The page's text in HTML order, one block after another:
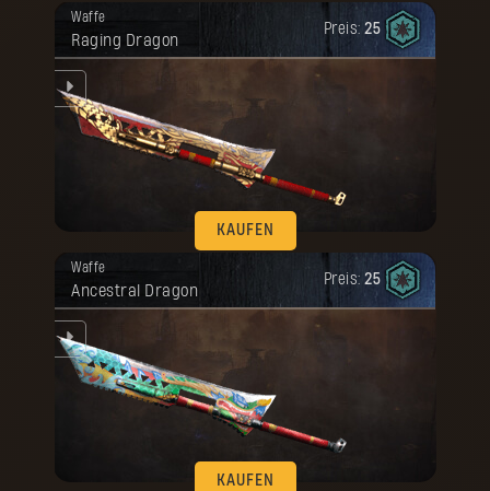
KAUFEN
Waffe
Raging Dragon
Preis: 25
KAUFEN
Deine Belohnung ist freigeschaltet
worden.
Waffe
Ancestral Dragon
Preis: 25
KAUFEN
Deine Belohnung ist freigeschaltet
worden.